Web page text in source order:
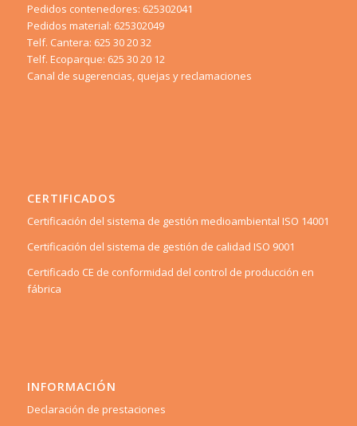
Pedidos contenedores: 625302041
Pedidos material: 625302049
Telf. Cantera: 625 30 20 32
Telf. Ecoparque: 625 30 20 12
Canal de sugerencias, quejas y reclamaciones
CERTIFICADOS
Certificación del sistema de gestión medioambiental ISO 14001
Certificación del sistema de gestión de calidad ISO 9001
Certificado CE de conformidad del control de producción en
fábrica
INFORMACIÓN
Declaración de prestaciones